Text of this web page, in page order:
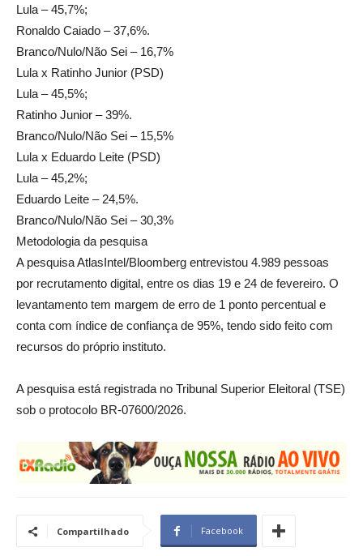
Lula – 45,7%;
Ronaldo Caiado – 37,6%.
Branco/Nulo/Não Sei – 16,7%
Lula x Ratinho Junior (PSD)
Lula – 45,5%;
Ratinho Junior – 39%.
Branco/Nulo/Não Sei – 15,5%
Lula x Eduardo Leite (PSD)
Lula – 45,2%;
Eduardo Leite – 24,5%.
Branco/Nulo/Não Sei – 30,3%
Metodologia da pesquisa
A pesquisa AtlasIntel/Bloomberg entrevistou 4.989 pessoas
por recrutamento digital, entre os dias 19 e 24 de fevereiro. O
levantamento tem margem de erro de 1 ponto percentual e
conta com índice de confiança de 95%, tendo sido feito com
recursos do próprio instituto.
A pesquisa está registrada no Tribunal Superior Eleitoral (TSE)
sob o protocolo BR-07600/2026.
Compartilhado Facebook